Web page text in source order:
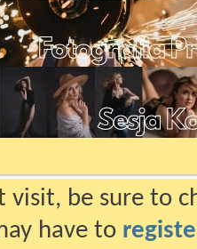
visit, be sure to
have to